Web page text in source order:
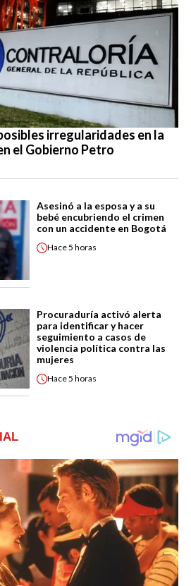
irregularidades en la
el Gobierno Petro
Asesinó a la esposa y a su
bebé encubriendo el crimen
con un accidente en Bogotá
Hace5 horas
Procuraduría activó alerta
para identificar y hacer
seguimiento a casos de
violencia política contra las
mujeres
Hace5 horas